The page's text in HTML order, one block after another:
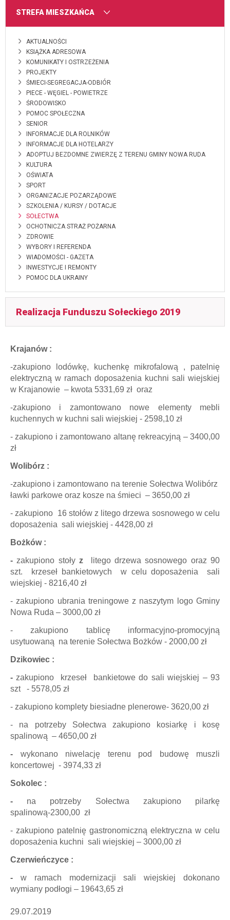
MENU
STREFA MIESZKAŃCA
AKTUALNOŚCI
KSIĄŻKA ADRESOWA
KOMUNIKATY I OSTRZEŻENIA
PROJEKTY
ŚMIECI-SEGREGACJA-ODBIÓR
PIECE - WĘGIEL - POWIETRZE
ŚRODOWISKO
POMOC SPOŁECZNA
SENIOR
INFORMACJE DLA ROLNIKÓW
INFORMACJE DLA HOTELARZY
ADOPTUJ BEZDOMNE ZWIERZĘ Z TERENU GMINY NOWA RUDA
KULTURA
OŚWIATA
SPORT
ORGANIZACJE POZARZĄDOWE
SZKOLENIA / KURSY / DOTACJE
SOŁECTWA
OCHOTNICZA STRAŻ POŻARNA
ZDROWIE
WYBORY I REFERENDA
WIADOMOŚCI - GAZETA
INWESTYCJE I REMONTY
POMOC DLA UKRAINY
Realizacja Funduszu Sołeckiego 2019
Krajanów :
-zakupiono lodówkę, kuchenkę mikrofalową , patelnię
elektryczną w ramach doposażenia kuchni sali wiejskiej
w Krajanowie – kwota 5331,69 zł oraz
-zakupiono i zamontowano nowe elementy mebli
kuchennych w kuchni sali wiejskiej - 2598,10 zł
- zakupiono i zamontowano altanę rekreacyjną – 3400,00
zł
Wolibórz :
-zakupiono i zamontowano na terenie Sołectwa Wolibórz
ławki parkowe oraz kosze na śmieci – 3650,00 zł
- zakupiono 16 stołów z litego drzewa sosnowego w celu
doposażenia sali wiejskiej - 4428,00 zł
Bożków :
- zakupiono stołyz
litego drzewa sosnowego oraz 90
szt. krzeseł bankietowych w celu doposażenia sali
wiejskiej - 8216,40 zł
- zakupiono ubrania treningowe z naszytym logo Gminy
Nowa Ruda – 3000,00 zł
- zakupiono tablicę informacyjno-promocyjną
usytuowaną na terenie Sołectwa Bożków - 2000,00 zł
Dzikowiec :
- zakupiono krzeseł bankietowe do sali wiejskiej – 93
szt - 5578,05 zł
- zakupiono komplety biesiadne plenerowe- 3620,00 zł
- na potrzeby Sołectwa zakupiono kosiarkę i kosę
spalinową – 4650,00 zł
- wykonano niwelację terenu pod budowę muszli
koncertowej - 3974,33 zł
Sokolec :
- na potrzeby Sołectwa zakupiono pilarkę
spalinową-2300,00 zł
- zakupiono patelnię gastronomiczną elektryczna w celu
doposażenia kuchni sali wiejskiej – 3000,00 zł
Czerwieńczyce :
- w ramach modernizacji sali wiejskiej dokonano
wymiany podłogi – 19643,65 zł
29.07.2019